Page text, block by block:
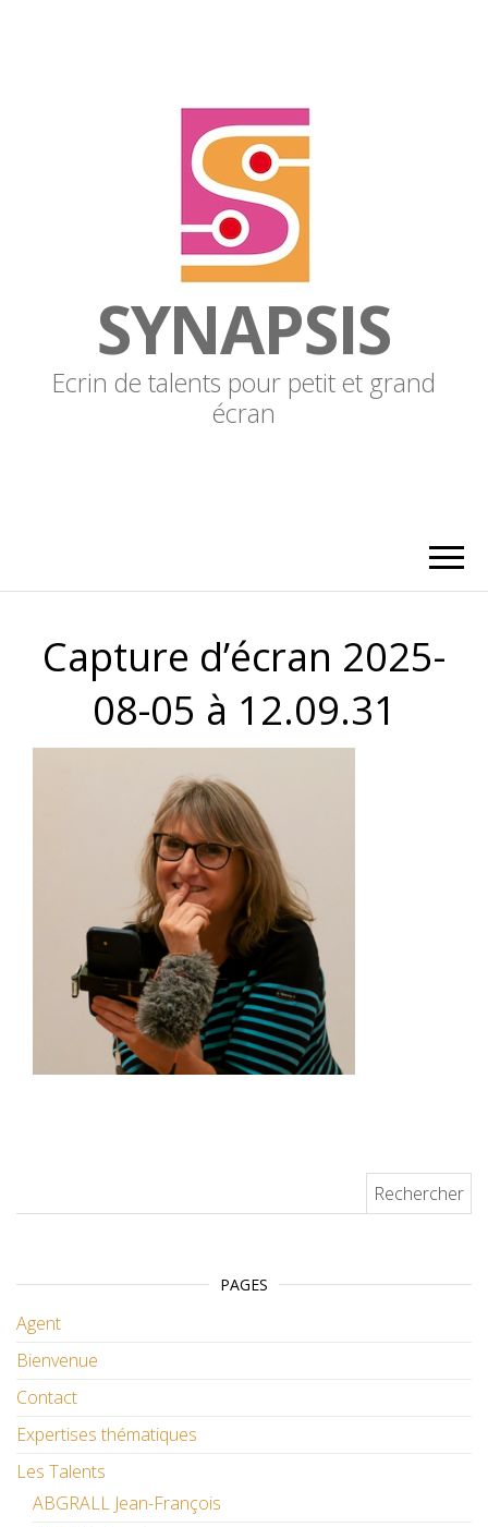
SYNAPSIS
Ecrin de talents pour petit et grand
écran
Capture d’écran 2025-
08-05 à 12.09.31
PAGES
Agent
Bienvenue
Contact
Expertises thématiques
Les Talents
ABGRALL Jean-François